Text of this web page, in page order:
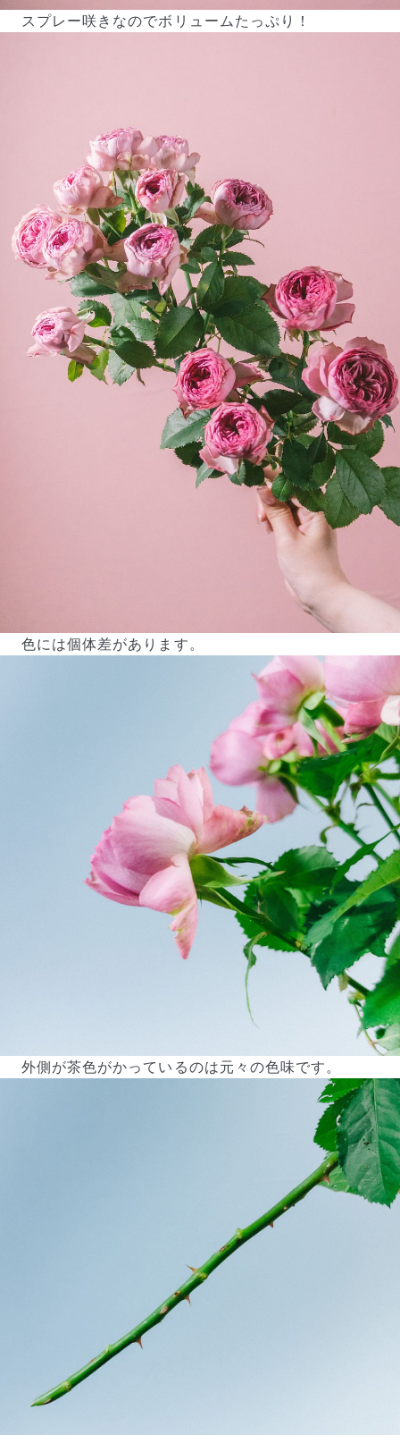
スプレー咲きなのでボリュームたっぷり！
色には個体差があります。
外側が茶色がかっているのは元々の色味です。